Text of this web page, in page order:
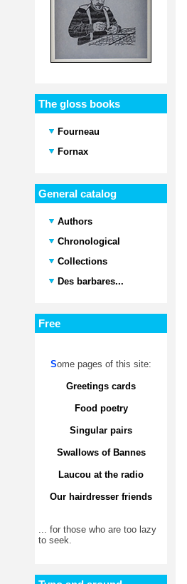
The gloss books
Fourneau
Fornax
General catalog
Authors
Chronological
Collections
Des barbares...
Free
Some pages of this site:
Greetings cards
Food poetry
Singular pairs
Swallows of Bannes
Laucou at the radio
Our hairdresser friends
... for those who are too lazy
to seek.